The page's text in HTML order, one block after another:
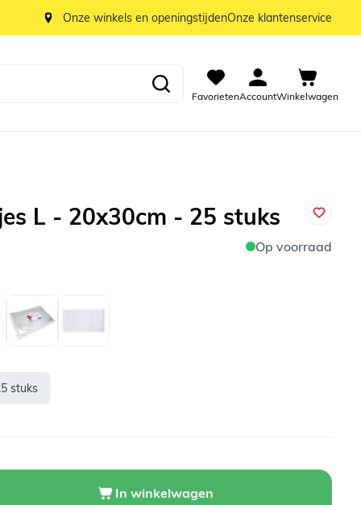
Onze winkels en openingstijdenOnze klantenservice
FavorietenAccountWinkelwagen
L - 20x30cm - 25 stuks
Op voorraad
stuks
In winkelwagen